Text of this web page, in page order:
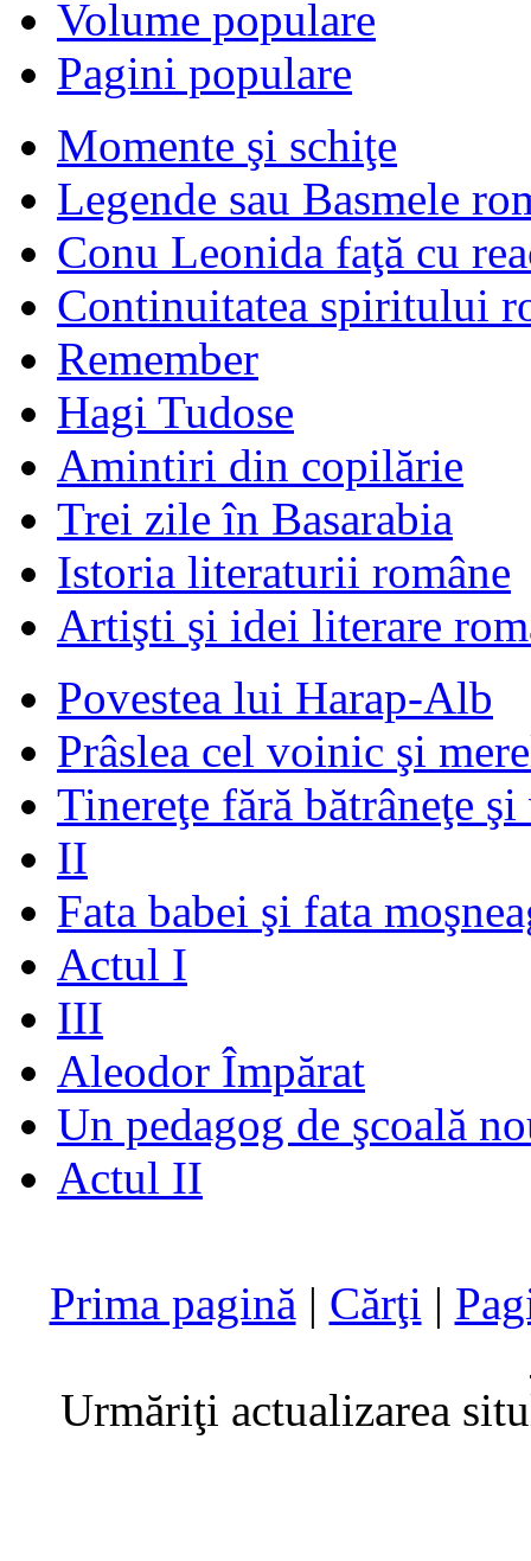
Volume populare
Pagini populare
Momente şi schiţe
Legende sau Basmele
Conu Leonida faţă cu
Continuitatea spiritului
Remember
Hagi Tudose
Amintiri din copilărie
Trei zile în Basarabia
Istoria literaturii române
Artişti şi idei literare
Povestea lui Harap-Alb
Prâslea cel voinic şi
Tinereţe fără bătrâneţe
II
Fata babei şi fata
Actul I
III
Aleodor Împărat
Un pedagog de şcoală
Actul II
Prima pagină | Cărţi |
Urmăriţi actualizarea